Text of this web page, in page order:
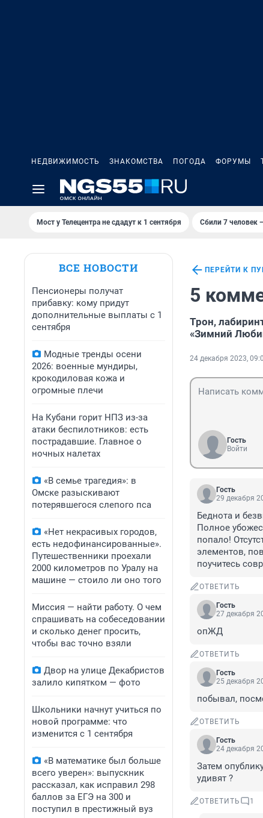
НЕДВИЖИМОСТЬ ЗНАКОМСТВА ПОГОДА ФОРУМЫ
Мост у Телецентра не сдадут к 1 сентября Сбили 7 человек
ВСЕ НОВОСТИ
Пенсионеры получат
прибавку: кому придут
дополнительные выплаты с 1
сентября
Модные тренды осени
2026: военные мундиры,
крокодиловая кожа и
огромные плечи
На Кубани горит НПЗ из-за
атаки беспилотников: есть
пострадавшие. Главное о
ночных налетах
«В семье трагедия»: в
Омске разыскивают
потерявшегося слепого пса
«Нет некрасивых городов,
есть недофинансированные».
Путешественники проехали
2000 километров по Уралу на
машине — стоило ли оно того
Миссия — найти работу. О чем
спрашивать на собеседовании
и сколько денег просить,
чтобы вас точно взяли
Двор на улице Декабристов
залило кипятком — фото
Школьники начнут учиться по
новой программе: что
изменится с 1 сентября
«В математике был больше
всего уверен»: выпускник
рассказал, как исправил 298
баллов за ЕГЭ на 300 и
поступил в престижный вуз
ПЕРЕЙТИ К
5
Трон,
«Зимний
24 декабря 2023,
Гость
Войти
Гость
29 декабря
Беднота и
Полное
попало!
элементов,
поучитесь
ОТВЕТИТЬ
Гость
27 декабря
опЖД
ОТВЕТИТЬ
Гость
25 декабря
побывал,
ОТВЕТИТЬ
Гость
24 декабря
Затем
удивят ?
ОТВЕТИТЬ 1